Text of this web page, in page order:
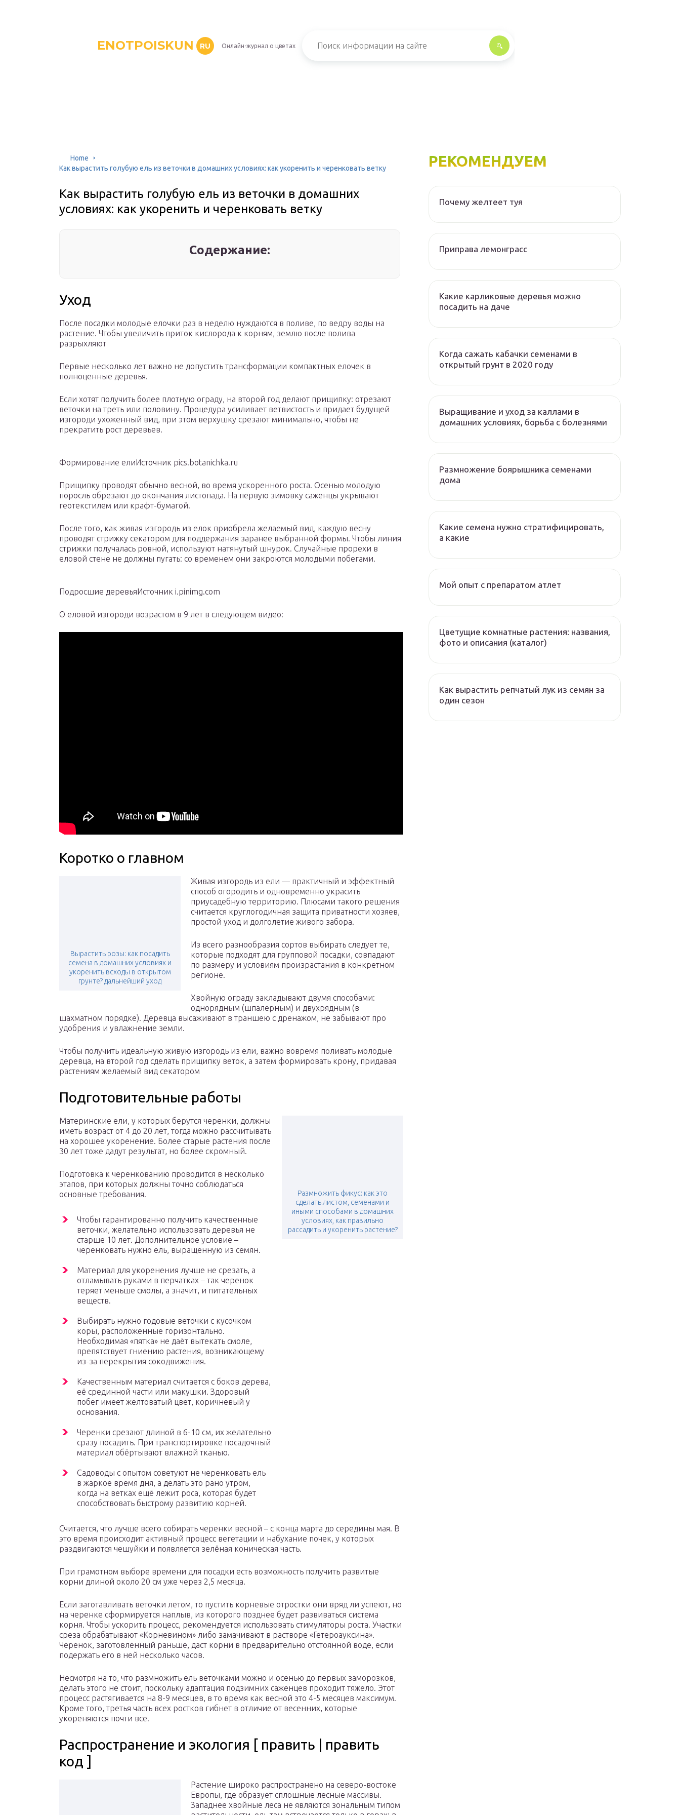
ENOTPOISKUN RU Онлайн-журнал о цветах
Home
Как вырастить голубую ель из веточки в домашних условиях: как укоренить и черенковать ветку
Как вырастить голубую ель из веточки в домашних
условиях: как укоренить и черенковать ветку
Содержание:
Уход
После посадки молодые елочки раз в неделю нуждаются в поливе, по ведру воды на
растение. Чтобы увеличить приток кислорода к корням, землю после полива
разрыхляют
Первые несколько лет важно не допустить трансформации компактных елочек в
полноценные деревья.
Если хотят получить более плотную ограду, на второй год делают прищипку: отрезают
веточки на треть или половину. Процедура усиливает ветвистость и придает будущей
изгороди ухоженный вид, при этом верхушку срезают минимально, чтобы не
прекратить рост деревьев.
Формирование елиИсточник pics.botanichka.ru
Прищипку проводят обычно весной, во время ускоренного роста. Осенью молодую
поросль обрезают до окончания листопада. На первую зимовку саженцы укрывают
геотекстилем или крафт-бумагой.
После того, как живая изгородь из елок приобрела желаемый вид, каждую весну
проводят стрижку секатором для поддержания заранее выбранной формы. Чтобы линия
стрижки получалась ровной, используют натянутый шнурок. Случайные прорехи в
еловой стене не должны пугать: со временем они закроются молодыми побегами.
Подросшие деревьяИсточник i.pinimg.com
О еловой изгороди возрастом в 9 лет в следующем видео:
Коротко о главном
Вырастить розы: как посадить
семена в домашних условиях и
укоренить всходы в открытом
грунте? дальнейший уход
Живая изгородь из ели — практичный и эффектный
способ огородить и одновременно украсить
приусадебную территорию. Плюсами такого решения
считается круглогодичная защита приватности хозяев,
простой уход и долголетие живого забора.
Из всего разнообразия сортов выбирать следует те,
которые подходят для групповой посадки, совпадают
по размеру и условиям произрастания в конкретном
регионе.
Хвойную ограду закладывают двумя способами:
однорядным (шпалерным) и двухрядным (в
шахматном порядке). Деревца высаживают в траншею с дренажом, не забывают про
удобрения и увлажнение земли.
Чтобы получить идеальную живую изгородь из ели, важно вовремя поливать молодые
деревца, на второй год сделать прищипку веток, а затем формировать крону, придавая
растениям желаемый вид секатором
Подготовительные работы
Размножить фикус: как это
сделать листом, семенами и
иными способами в домашних
условиях, как правильно
рассадить и укоренить растение?
Материнские ели, у которых берутся черенки, должны
иметь возраст от 4 до 20 лет, тогда можно рассчитывать
на хорошее укоренение. Более старые растения после
30 лет тоже дадут результат, но более скромный.
Подготовка к черенкованию проводится в несколько
этапов, при которых должны точно соблюдаться
основные требования.
Чтобы гарантированно получить качественные
веточки, желательно использовать деревья не
старше 10 лет. Дополнительное условие –
черенковать нужно ель, выращенную из семян.
Материал для укоренения лучше не срезать, а
отламывать руками в перчатках – так черенок
теряет меньше смолы, а значит, и питательных
веществ.
Выбирать нужно годовые веточки с кусочком
коры, расположенные горизонтально.
Необходимая «пятка» не даёт вытекать смоле,
препятствует гниению растения, возникающему
из-за перекрытия сокодвижения.
Качественным материал считается с боков дерева,
её срединной части или макушки. Здоровый
побег имеет желтоватый цвет, коричневый у
основания.
Черенки срезают длиной в 6-10 см, их желательно
сразу посадить. При транспортировке посадочный
материал обёртывают влажной тканью.
Садоводы с опытом советуют не черенковать ель
в жаркое время дня, а делать это рано утром,
когда на ветках ещё лежит роса, которая будет
способствовать быстрому развитию корней.
Считается, что лучше всего собирать черенки весной – с конца марта до середины мая. В
это время происходит активный процесс вегетации и набухание почек, у которых
раздвигаются чешуйки и появляется зелёная коническая часть.
При грамотном выборе времени для посадки есть возможность получить развитые
корни длиной около 20 см уже через 2,5 месяца.
Если заготавливать веточки летом, то пустить корневые отростки они вряд ли успеют, но
на черенке сформируется наплыв, из которого позднее будет развиваться система
корня. Чтобы ускорить процесс, рекомендуется использовать стимуляторы роста. Участки
среза обрабатывают «Корневином» либо замачивают в растворе «Гетероауксина».
Черенок, заготовленный раньше, даст корни в предварительно отстоянной воде, если
подержать его в ней несколько часов.
Несмотря на то, что размножить ель веточками можно и осенью до первых заморозков,
делать этого не стоит, поскольку адаптация подзимних саженцев проходит тяжело. Этот
процесс растягивается на 8-9 месяцев, в то время как весной это 4-5 месяцев максимум.
Кроме того, третья часть всех ростков гибнет в отличие от весенних, которые
укореняются почти все.
Распространение и экология [ править | править
код ]
Растение широко распространено на северо-востоке
Европы, где образует сплошные лесные массивы.
Западнее хвойные леса не являются зональным типом
РЕКОМЕНДУЕМ
Почему желтеет туя
Приправа лемонграсс
Какие карликовые деревья можно
посадить на даче
Когда сажать кабачки семенами в
открытый грунт в 2020 году
Выращивание и уход за каллами в
домашних условиях, борьба с болезнями
Размножение боярышника семенами
дома
Какие семена нужно стратифицировать,
а какие
Мой опыт с препаратом атлет
Цветущие комнатные растения: названия,
фото и описания (каталог)
Как вырастить репчатый лук из семян за
один сезон